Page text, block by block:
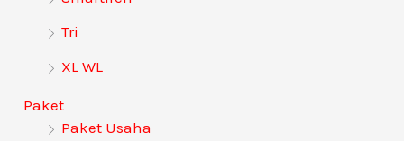
Tri
XL WL
Paket
Paket Usaha